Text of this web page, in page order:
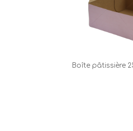
Boîte pâtissière